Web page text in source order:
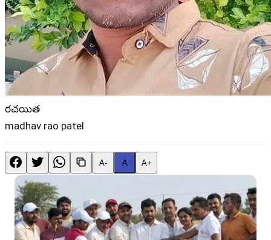
రచయిత
madhav rao patel
A- A A+